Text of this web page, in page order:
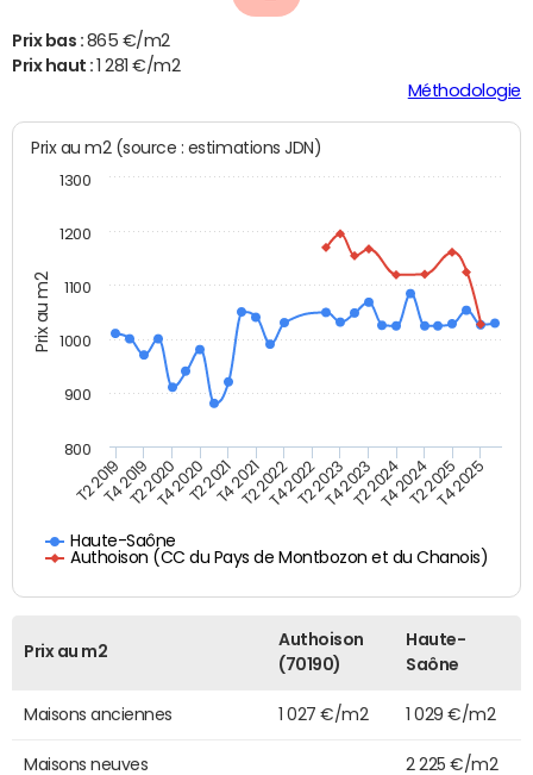
Prix bas : 865 €/m2
Prix haut :
1 281 €/m2
Méthodologie
Prix au m2
Prix au m2 (source : estimations JDN)
Haute-Saône
Authoison (CC du Pays de Montbozon et du Chanois)
T2 2019T4 2019T2 2020T4 2020T2 2021T4 2021T2 2022T4 2022T2 2023T4 2023T2 2024T4 2024T2 2025T4 2025
800
900
1000
1100
1200
1300
Prix au m2
Authoison
(70190)
Haute-
Saône
Maisons anciennes 1 027 €/m2 1 029 €/m2
Maisons neuves 2 225 €/m2